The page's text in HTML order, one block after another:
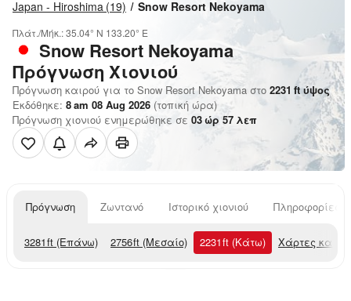
Japan - Hiroshima (19) Snow Resort Nekoyama
Πλάτ./Μήκ.:35.04° N 133.20° E
Snow Resort Nekoyama
Πρόγνωση Χιονιού
Πρόγνωση καιρού για το Snow Resort Nekoyama στο 2231 ftύψος
Εκδόθηκε: 8 am 08 Aug 2026 (τοπική ώρα)
Πρόγνωση χιονιού ενημερώθηκε σε 03ώρ 57 λεπ
Πρόγνωση Ζωντανό Ιστορικό χιονιού Πληροφορίες
3281ft (Επάνω) 2756ft (Μεσαίο) 2231ft (Κάτω) Χάρτες